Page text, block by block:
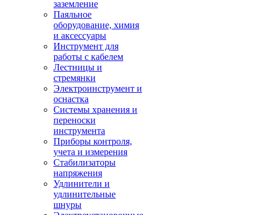
заземление
Паяльное
оборудование, химия
и аксессуары
Инструмент для
работы с кабелем
Лестницы и
стремянки
Электроинструмент и
оснастка
Системы хранения и
переноски
инструмента
Приборы контроля,
учета и измерения
Стабилизаторы
напряжения
Удлинители и
удлинительные
шнуры